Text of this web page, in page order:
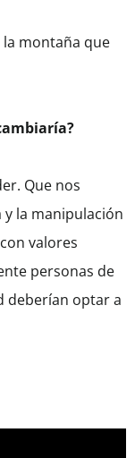
montaña que
Que nos
la manipulación
valores
personas de
deberían optar a